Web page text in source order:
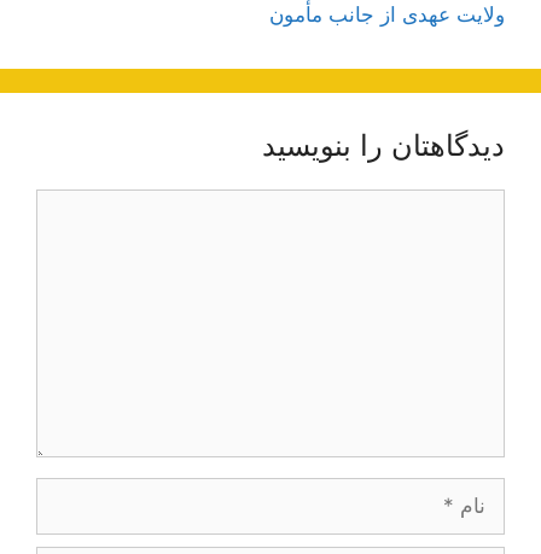
ولایت عهدی از جانب مأمون
دیدگاهتان را بنویسید